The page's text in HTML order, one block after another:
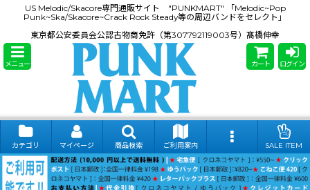
US Melodic/Skacore専門通販サイト "PUNKMART" 「Melodic~Pop
Punk~Ska/Skacore~Crack Rock Steady等の周辺バンドをセレクト」
東京都公安委員会公認古物商免許（第307792119003号）髙橋伸幸
メニュー カート ログイン
カテゴリ マイページ 商品検索 ご利用案内 SALE ITEM